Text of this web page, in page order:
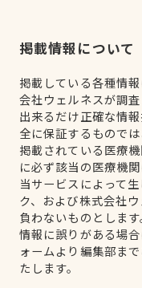
掲載情報について
掲載している各種情
会社ウェルネスが調
出来るだけ正確な情
全に保証するものでは
掲載されている医療
に必ず該当の医療機
当サービスによって
ク、および株式会社
負わないものとします
情報に誤りがある場
ォームより編集部ま
たします。